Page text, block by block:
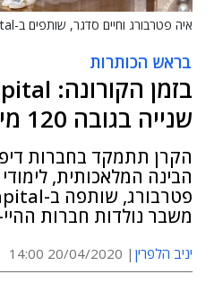
איה פטרבורג וחיים סדגר, שותפים ב-S Capital. צילום: שרון לוין
בראש הכותרות
שנייה בגובה 120 מיליון דולר
הקרן תתמקד בחברות
הבינה המלאכותית,
משבר נולדות חברות
יניב הלפרין 20/04/2020 14:00